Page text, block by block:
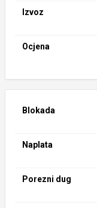
Izvoz
Ocjena
Blokada
Naplata
Porezni dug